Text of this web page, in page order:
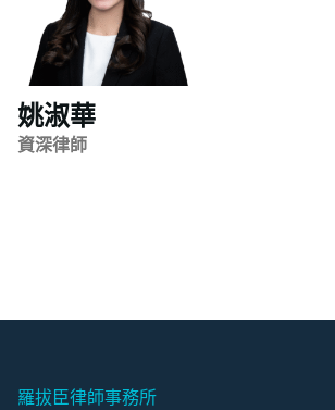
姚淑華
資深律師
羅拔臣律師事務所